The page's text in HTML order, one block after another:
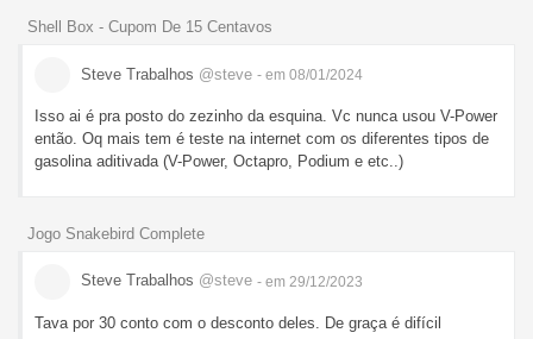
Shell Box - Cupom De 15 Centavos
Steve Trabalhos @steve - em 08/01/2024
Isso ai é pra posto do zezinho da esquina. Vc nunca usou V-Power
então. Oq mais tem é teste na internet com os diferentes tipos de
gasolina aditivada (V-Power, Octapro, Podium e etc..)
Jogo Snakebird Complete
Steve Trabalhos @steve - em 29/12/2023
Tava por 30 conto com o desconto deles. De graça é difícil